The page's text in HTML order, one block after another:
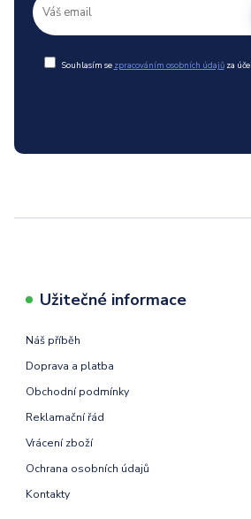
Souhlasím se zpracováním osobních údajůza
Užitečné informace
Náš příběh
Doprava a platba
Obchodní podmínky
Reklamační řád
Vrácení zboží
Ochrana osobních údajů
Kontakty